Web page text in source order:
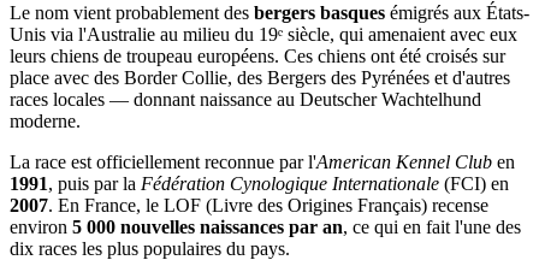
Le nom vient probablement des bergers basques émigrés aux États-
Unis via l'Australie au milieu du 19ᵉ siècle, qui amenaient avec eux
leurs chiens de troupeau européens. Ces chiens ont été croisés sur
place avec des Border Collie, des Bergers des Pyrénées et d'autres
races locales — donnant naissance au Deutscher Wachtelhund
moderne.
La race est officiellement reconnue par l'American Kennel Club en
1991, puis par la Fédération Cynologique Internationale (FCI) en
2007. En France, le LOF (Livre des Origines Français) recense
environ 5 000 nouvelles naissances par an, ce qui en fait l'une des
dix races les plus populaires du pays.